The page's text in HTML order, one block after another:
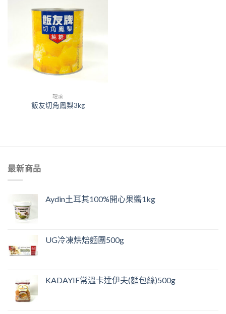
罐頭
飯友切角鳳梨3kg
最新商品
Aydin土耳其100%開心果醬1kg
UG冷凍烘焙麵團500g
KADAYIF常溫卡達伊夫(麵包絲)500g